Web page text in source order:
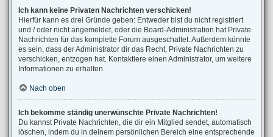
Ich kann keine Privaten Nachrichten verschicken!
Hierfür kann es drei Gründe geben: Entweder bist du nicht registriert
und / oder nicht angemeldet, oder die Board-Administration hat Private
Nachrichten für das komplette Forum ausgeschaltet. Außerdem könnte
es sein, dass der Administrator dir das Recht, Private Nachrichten zu
verschicken, entzogen hat. Kontaktiere einen Administrator, um weitere
Informationen zu erhalten.
Nach oben
Ich bekomme ständig unerwünschte Private Nachrichten!
Du kannst Private Nachrichten, die dir ein Mitglied sendet, automatisch
löschen, indem du in deinem persönlichen Bereich eine entsprechende